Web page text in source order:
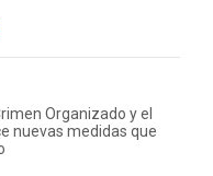
Organizado y el
nuevas medidas que